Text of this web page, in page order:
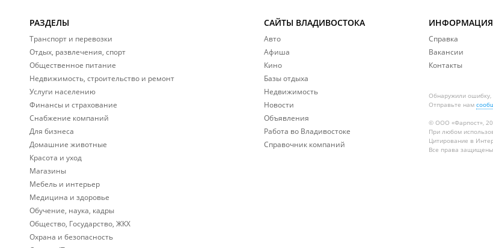
РАЗДЕЛЫ
Транспорт и перевозки
Отдых, развлечения, спорт
Общественное питание
Недвижимость, строительство и ремонт
Услуги населению
Финансы и страхование
Снабжение компаний
Для бизнеса
Домашние животные
Красота и уход
Магазины
Мебель и интерьер
Медицина и здоровье
Обучение, наука, кадры
Общество, Государство, ЖКХ
Охрана и безопасность
САЙТЫ ВЛАДИВОСТОКА
Авто
Афиша
Кино
Базы отдыха
Недвижимость
Новости
Объявления
Работа во Владивостоке
Справочник компаний
ИНФОРМАЦИЯ
Справка
Вакансии
Контакты
Обнаружили ошибку,
Отправьте нам
© ООО «Фарпост»,
При любом
Цитирование в
Все права